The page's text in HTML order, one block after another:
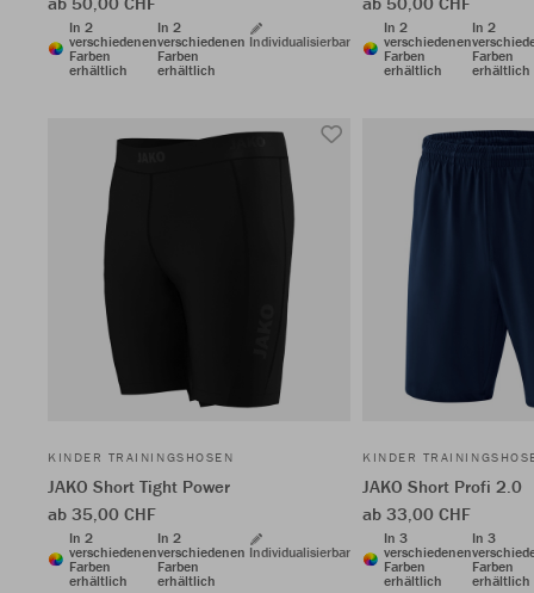
In 2
verschiedenen
Farben
erhältlich
In 2
verschiedenen
Farben
erhältlich
Individualisierbar
In 2
verschiedenen
Farben
erhältlich
In 2
Farben
erhältlich
KINDER TRAININGSHOSEN
JAKO Short Tight Power
ab 35,00 CHF
In 2
verschiedenen
Farben
erhältlich
In 2
verschiedenen
Farben
erhältlich
Individualisierbar
KINDER
JAKO Short Profi 2.0
ab 33,00 CHF
In 3
verschiedenen
Farben
erhältlich
In 3
Farben
erhältlich